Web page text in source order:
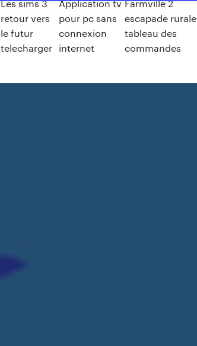
Les sims 3
retour vers
le futur
telecharger
Application tv
pour pc sans
connexion
internet
Farmville 2
escapade rurale
tableau des
commandes